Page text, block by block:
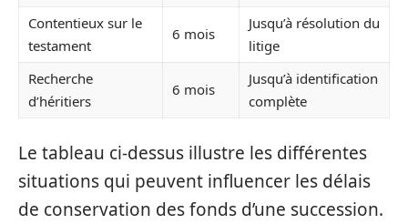
Contentieux sur le
testament
6 mois
Jusqu’à résolution du
litige
Recherche
d’héritiers
6 mois
Jusqu’à identification
complète
Le tableau ci-dessus illustre les différentes
situations qui peuvent influencer les délais
de conservation des fonds d’une succession.